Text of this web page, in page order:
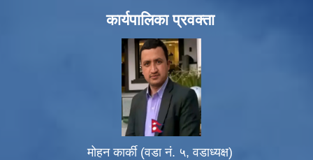
कार्यपालिका प्रवक्ता
मोहन कार्की (वडा नं. ५, वडाध्यक्ष)